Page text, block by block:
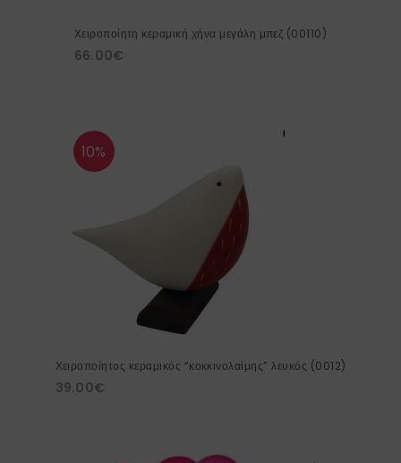
Χειροποίητη κεραμική χήνα μεγάλη μπεζ (00110)
66.00€
10%
Χειροποίητος κεραμικός “κοκκινολαίμης” λευκός (0012)
39.00€